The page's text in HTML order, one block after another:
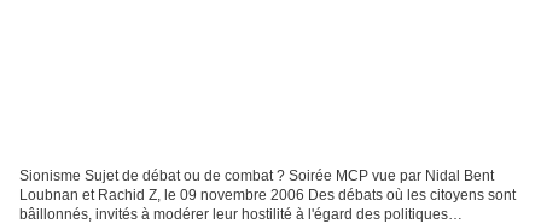
Sionisme Sujet de débat ou de combat ? Soirée MCP vue par Nidal Bent
Loubnan et Rachid Z, le 09 novembre 2006 Des débats où les citoyens sont
bâillonnés, invités à modérer leur hostilité à l'égard des politiques